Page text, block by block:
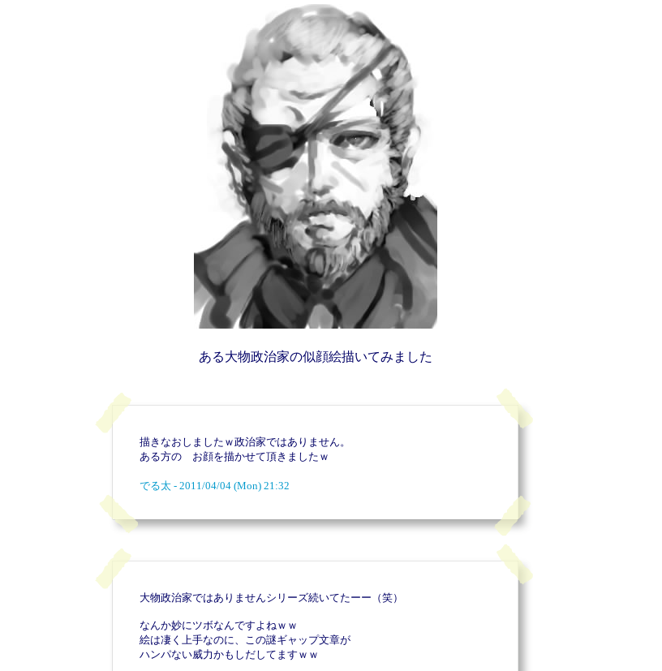
ある大物政治家の似顔絵描いてみました
描きなおしましたｗ政治家ではありません。
ある方の お顔を描かせて頂きましたｗ
でる太 - 2011/04/04 (Mon) 21:32
大物政治家ではありませんシリーズ続いてたーー（笑）
なんか妙にツボなんですよねｗｗ
絵は凄く上手なのに、この謎ギャップ文章が
ハンパない威力かもしだしてますｗｗ